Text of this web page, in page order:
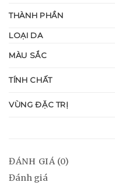
THÀNH PHẦN
LOẠI DA
MÀU SẮC
TÍNH CHẤT
VÙNG ĐẶC TRỊ
ĐÁNH GIÁ (0)
Đánh giá